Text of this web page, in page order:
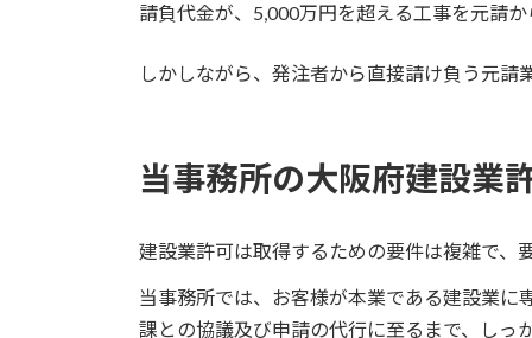
請負代金が、5,000万円を超える工事を元請
しかしながら、発注者から直接請け負う元
当事務所の大阪府建設業
建設業許可は取得するための要件は複雑で、
当事務所では、お客様が本業である建設業
課との協議及び申請の代行に至るまで、しっ